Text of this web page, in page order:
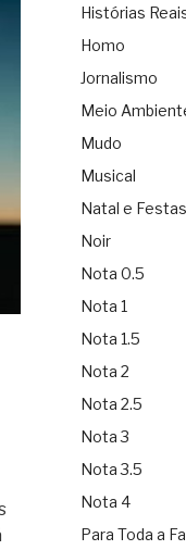
Histórias
Homo
Jornalismo
Meio
Mudo
Musical
Natal e Festas
Noir
Nota 0.5
Nota 1
Nota 1.5
Nota 2
Nota 2.5
Nota 3
Nota 3.5
Nota 4
Para Toda a